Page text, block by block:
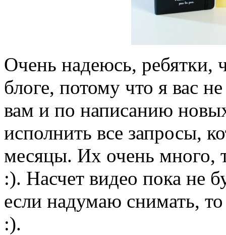
Очень надеюсь, ребятки,
блоге, потому что я вас
вам и по написанию
исполнить все запросы,
месяцы. Их очень много,
:). Насчет видео пока не
если надумаю снимать,
:).